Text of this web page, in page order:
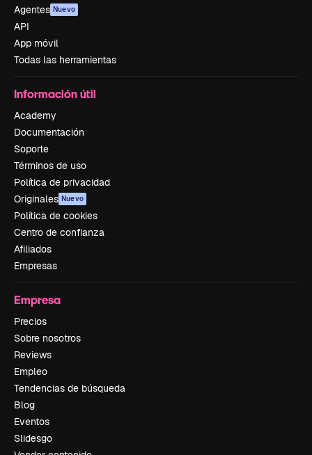
Agentes Nuevo
API
App móvil
Todas las herramientas
Información útil
Academy
Documentación
Soporte
Términos de uso
Política de privacidad
Originales Nuevo
Política de cookies
Centro de confianza
Afiliados
Empresas
Empresa
Precios
Sobre nosotros
Reviews
Empleo
Tendencias de búsqueda
Blog
Eventos
Slidesgo